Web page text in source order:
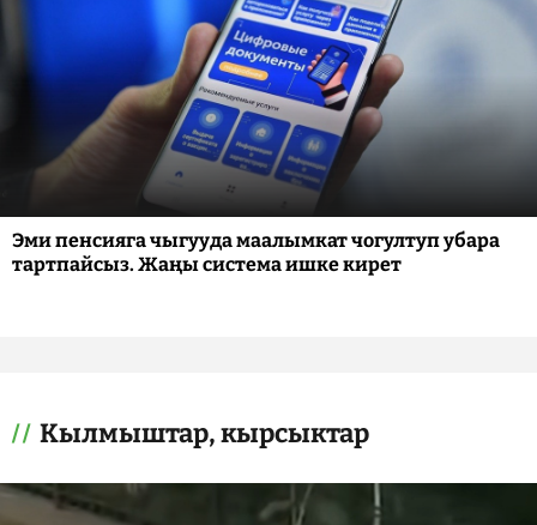
Эми пенсияга чыгууда маалымкат чогултуп убара
тартпайсыз. Жаңы система ишке кирет
Кылмыштар, кырсыктар